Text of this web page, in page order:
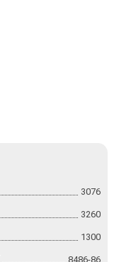
3076
3260
1300
8486-86